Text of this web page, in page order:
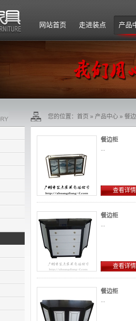
网站首页 走进装点
企业文化
组织架构
产品
您的位置： 首页 » 产品中心 » 餐
餐边柜
...
查看详情
餐边柜
...
查看详情
餐边柜
...